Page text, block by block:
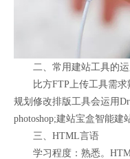
二、常用建站工具的运
比方FTP上传工具需求
规划修改排版工具会运用
photoshop;建站宝盒智能建
三、HTML言语
学习程度：熟悉。